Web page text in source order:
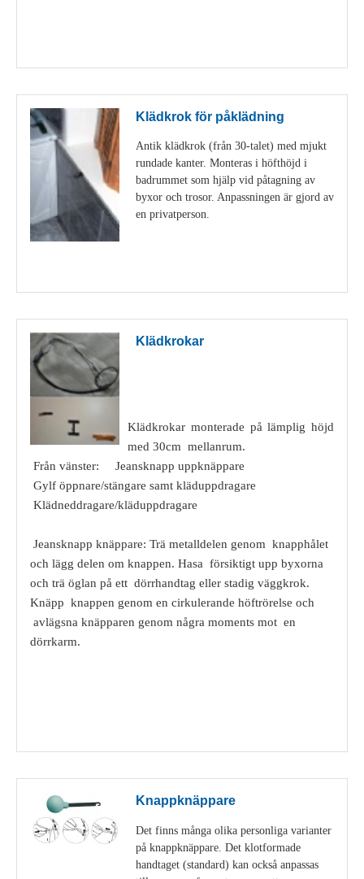
Klädkrok för påklädning
Antik klädkrok (från 30-talet) med mjukt
rundade kanter. Monteras i höfthöjd i
badrummet som hjälp vid påtagning av
byxor och trosor. Anpassningen är gjord av
en privatperson.
Klädkrokar
Klädkrokar monterade på lämplig höjd
med 30cm mellanrum.
Från vänster: Jeansknapp uppknäppare
Gylf öppnare/stängare samt kläduppdragare
Klädneddragare/kläduppdragare
Jeansknapp knäppare: Trä metalldelen genom knapphålet
och lägg delen om knappen. Hasa försiktigt upp byxorna
och trä öglan på ett dörrhandtag eller stadig väggkrok.
Knäpp knappen genom en cirkulerande höftrörelse och
avlägsna knäpparen genom några moments mot en
dörrkarm.
Knappknäppare
Det finns många olika personliga varianter
på knappknäppare. Det klotformade
handtaget (standard) kan också anpassas